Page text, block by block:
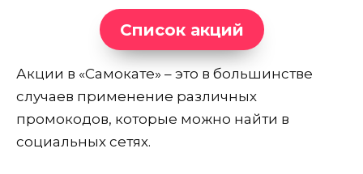
Список акций
Акции в «Самокате» – это в большинстве
случаев применение различных
промокодов, которые можно найти в
социальных сетях.